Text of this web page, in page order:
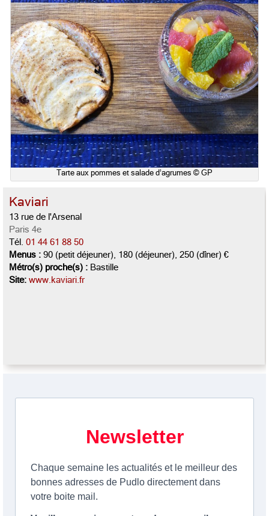
Tarte aux pommes et salade d’agrumes © GP
Kaviari
13 rue de l'Arsenal
Paris 4e
Tél. 01 44 61 88 50
Menus : 90 (petit déjeuner), 180 (déjeuner), 250 (dîner) €
Métro(s) proche(s) : Bastille
Site: www.kaviari.fr